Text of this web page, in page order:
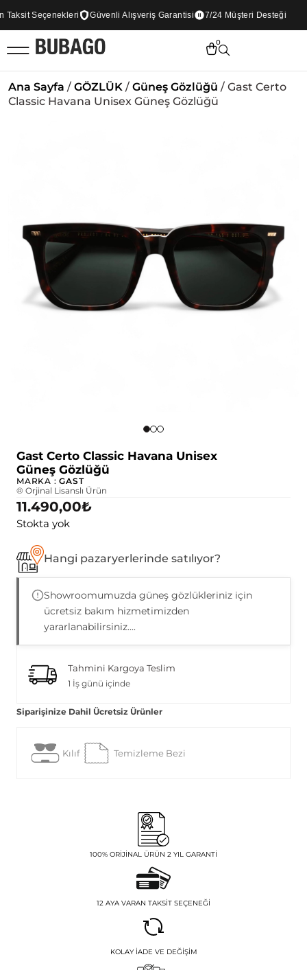
Seçenekleri Güvenli Alışveriş Garantisi 7/24 Müşteri Desteği
0
Ana Sayfa / GÖZLÜK / Güneş Gözlüğü / Gast Certo
Classic Havana Unisex Güneş Gözlüğü
Gast Certo Classic Havana Unisex
Güneş Gözlüğü
MARKA :GAST
® Orjinal Lisanslı Ürün
11.490,00₺
Stokta yok
Hangi pazaryerlerinde satılıyor?
Showroomumuzda güneş gözlükleriniz için
ücretsiz bakım hizmetimizden
yararlanabilirsiniz....
Tahmini Kargoya Teslim
1 İş günü içinde
Siparişinize Dahil Ücretsiz Ürünler
Kılıf Temizleme Bezi
100% ORIJINAL ÜRÜN 2 YIL GARANTI
12 AYA VARAN TAKSIT SEÇENEĞI
KOLAY İADE VE DEĞIŞIM